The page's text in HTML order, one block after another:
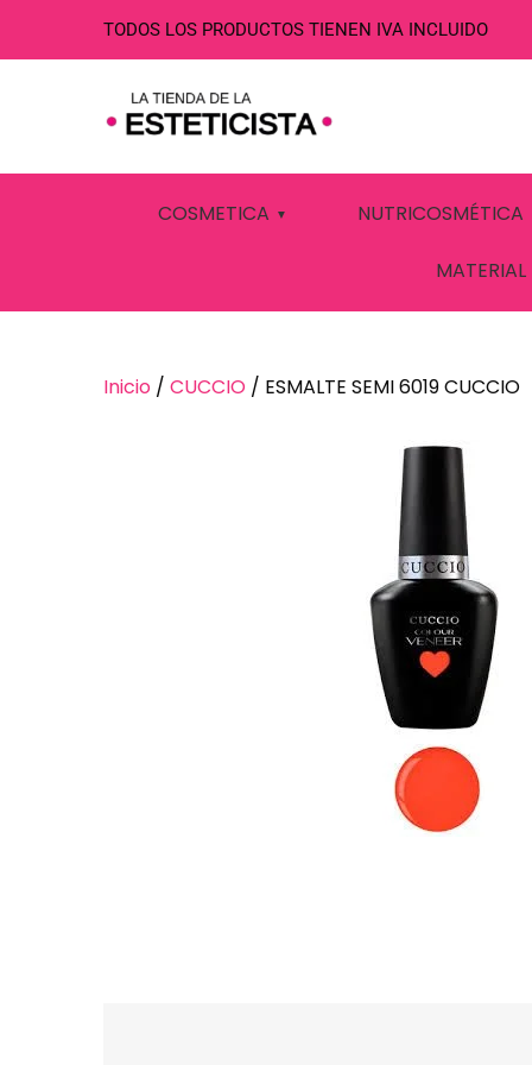
TODOS LOS PRODUCTOS TIENEN IVA INCLUIDO
COSMETICA NUTRICOSMÉTICA
MATERIAL
ESMALTE
Inicio / CUCCIO / ESMALTE SEMI 6019 CUCCIO